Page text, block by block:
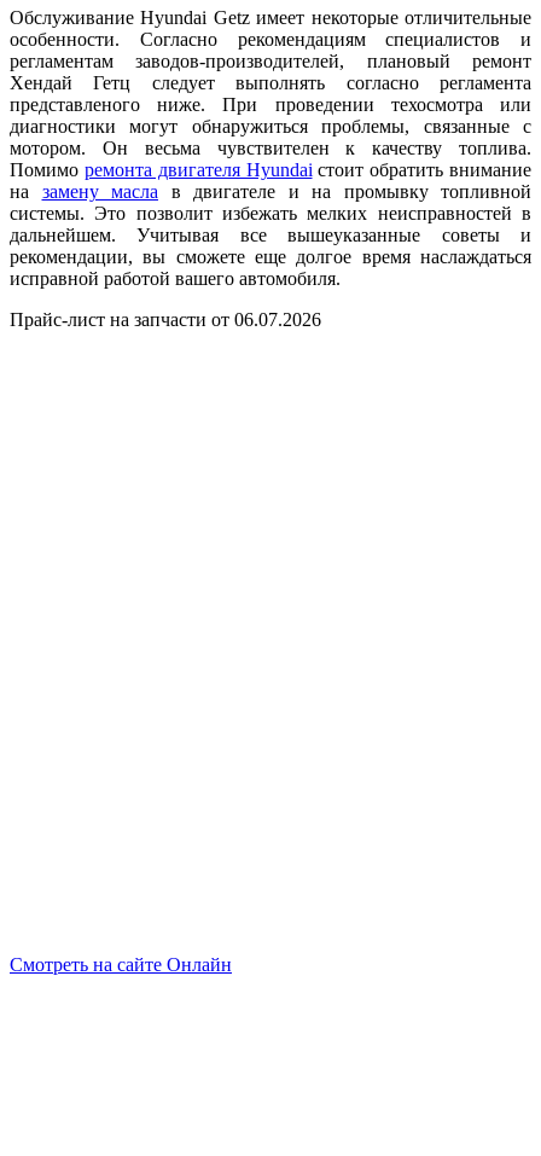
Обслуживание Hyundai Getz имеет некоторые отличительные
особенности. Согласно рекомендациям специалистов и
регламентам заводов-производителей, плановый ремонт
Хендай Гетц следует выполнять согласно регламента
представленого ниже. При проведении техосмотра или
диагностики могут обнаружиться проблемы, связанные с
мотором. Он весьма чувствителен к качеству топлива.
Помимо ремонта двигателя Hyundai стоит обратить внимание
на замену масла в двигателе и на промывку топливной
системы. Это позволит избежать мелких неисправностей в
дальнейшем. Учитывая все вышеуказанные советы и
рекомендации, вы сможете еще долгое время наслаждаться
исправной работой вашего автомобиля.
Прайс-лист на запчасти от 06.07.2026
Смотреть на сайте Онлайн